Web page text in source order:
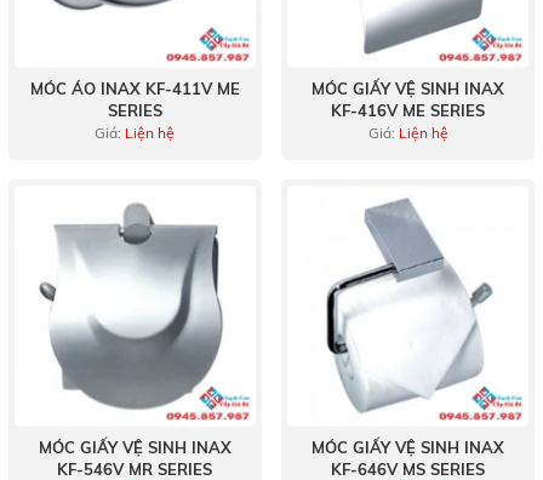
MÓC ÁO INAX KF-411V ME
SERIES
Giá: Liện hệ
MÓC GIẤY VỆ SINH INAX
KF-416V ME SERIES
Giá: Liện hệ
MÓC GIẤY VỆ SINH INAX
KF-546V MR SERIES
MÓC GIẤY VỆ SINH INAX
KF-646V MS SERIES